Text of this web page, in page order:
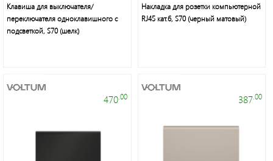
Клавиша для выключателя/
переключателя одноклавишного с
подсветкой, S70 (шелк)
Накладка для розетки компьютерной
RJ45 кат.6, S70 (черный матовый)
470.00 387.00